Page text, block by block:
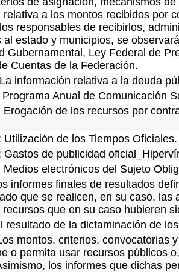
relativa a los montos recibidos por
responsables de recibirlos,
al estado y municipios, se
Gubernamental, Ley Federal de
Cuentas de la Federación.
información relativa a la deuda
Programa Anual de Comunicación
Erogación de los recursos por
Utilización de los Tiempos Oficiales.
Gastos de publicidad
Medios electrónicos del Sujeto
informes finales de resultados
que se realicen, en su caso,
recursos que en su caso hubieren
resultado de la dictaminación de
montos, criterios, convocatorias
o permita usar recursos públicos
los informes que dichas